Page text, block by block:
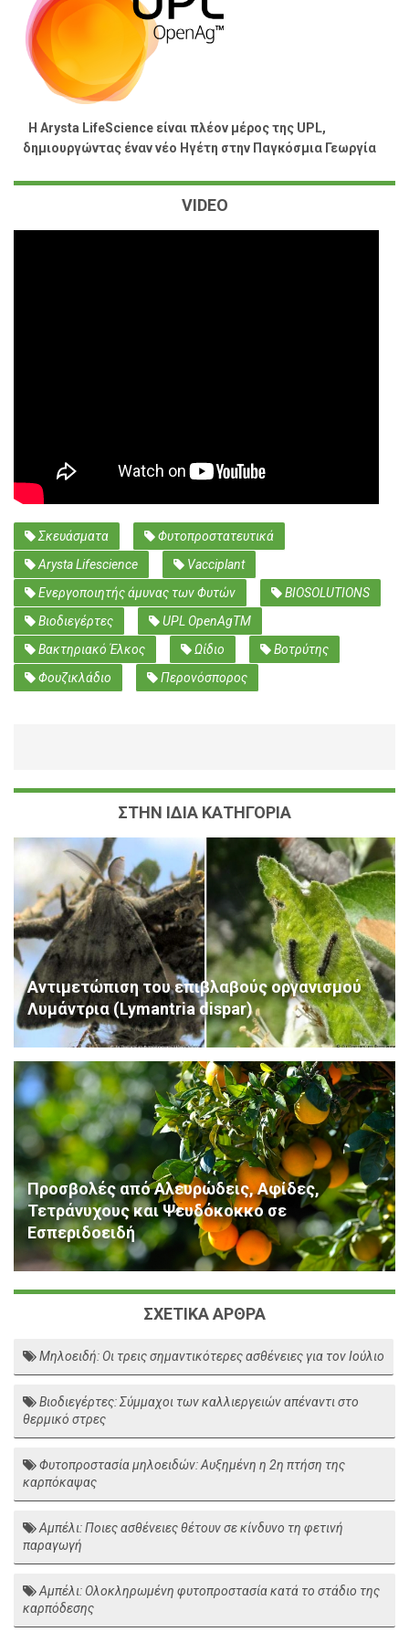
Η Arysta LifeScience είναι πλέον μέρος της UPL,
δημιουργώντας έναν νέο Hγέτη στην Παγκόσμια Γεωργία
VIDEO
Σκευάσματα
Φυτοπροστατευτικά
Arysta Lifescience
Vacciplant
Ενεργοποιητής άμυνας των Φυτών
BIOSOLUTIONS
Βιοδιεγέρτες
UPL OpenAgTM
Βακτηριακό Έλκος
Ωίδιο
Βοτρύτης
Φουζικλάδιο
Περονόσπορος
ΣΤΗΝ ΙΔΙΑ ΚΑΤΗΓΟΡΙΑ
Αντιμετώπιση του επιβλαβούς οργανισμού
Λυμάντρια (Lymantria dispar)
Προσβολές από Αλευρώδεις, Αφίδες,
Τετράνυχους και Ψευδόκοκκο σε
Εσπεριδοειδή
ΣΧΕΤΙΚΑ ΑΡΘΡΑ
Μηλοειδή: Οι τρεις σημαντικότερες ασθένειες για τον Ιούλιο
Βιοδιεγέρτες: Σύμμαχοι των καλλιεργειών απέναντι στο
θερμικό στρες
Φυτοπροστασία μηλοειδών: Αυξημένη η 2η πτήση της
καρπόκαψας
Αμπέλι: Ποιες ασθένειες θέτουν σε κίνδυνο τη φετινή
παραγωγή
Αμπέλι: Ολοκληρωμένη φυτοπροστασία κατά το στάδιο της
καρπόδεσης